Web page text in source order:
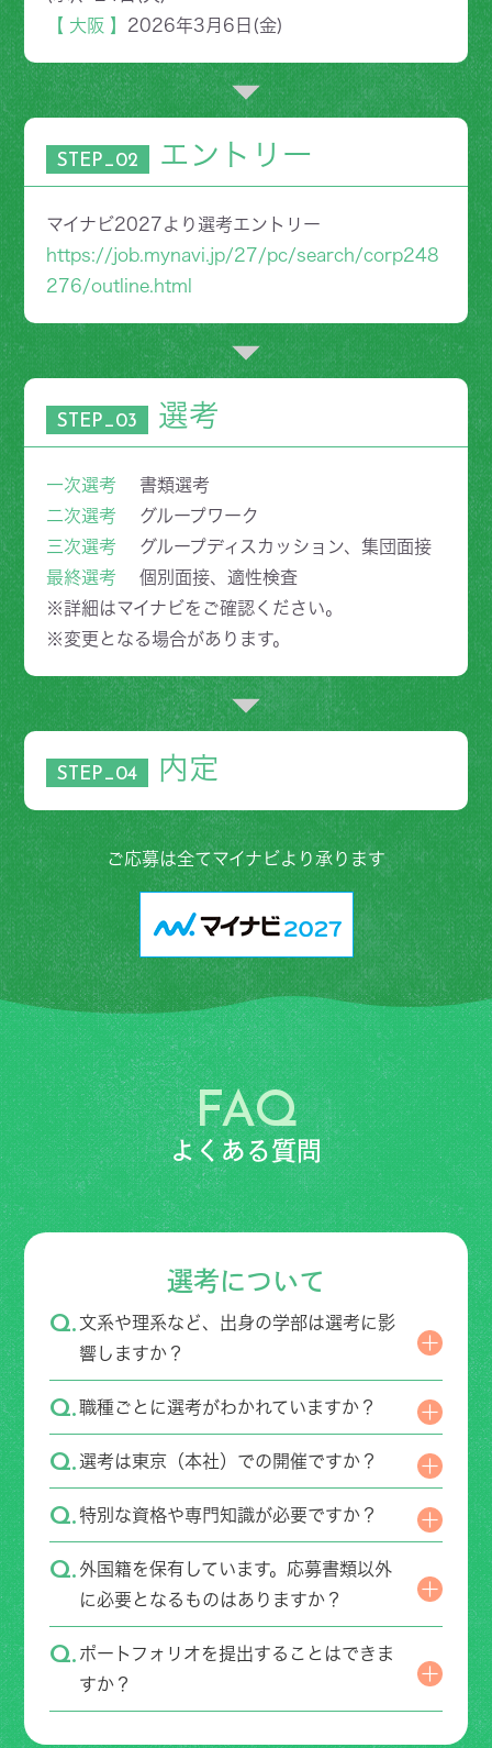
【 大阪 】 2026年3月6日(金)
STEP_02 エントリー
マイナビ2027より選考エントリー
https://job.mynavi.jp/27/pc/search/corp248
276/outline.html
STEP_03 選考
一次選考 書類選考
二次選考
グループワーク
三次選考
グループディスカッション、集団面接
最終選考
個別面接、適性検査
※詳細はマイナビをご確認ください。
※変更となる場合があります。
STEP_04 内定
ご応募は全てマイナビより承ります
FAQ
よくある質問
選考について
文系や理系など、出身の学部は選考に影
響しますか？
職種ごとに選考がわかれていますか？
選考は東京（本社）での開催ですか？
特別な資格や専門知識が必要ですか？
外国籍を保有しています。応募書類以外
に必要となるものはありますか？
ポートフォリオを提出することはできま
すか？